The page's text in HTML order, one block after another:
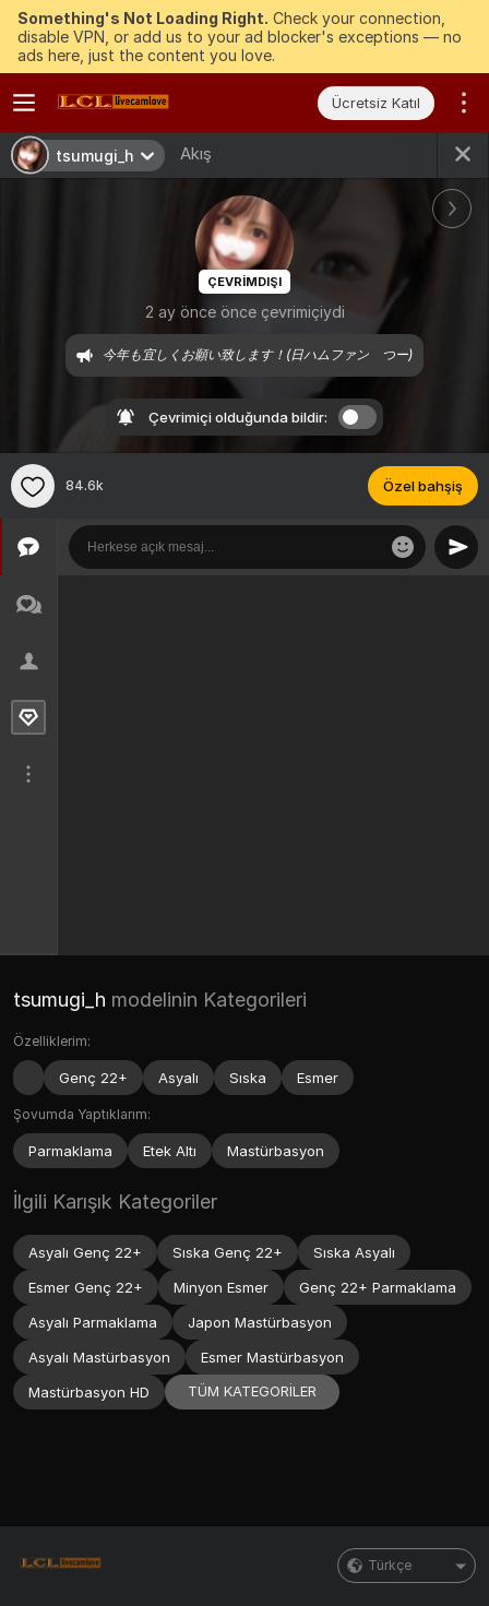
Something's Not Loading Right. Check your connection,
disable VPN, or add us to your ad blocker's exceptions — no
ads here, just the content you love.
Ücretsiz Katıl
tsumugi_h Akış
ÇEVRIMDIŞI
2 ay önce önce çevrimiçiydi
今年も宜しくお願い致します！(日ハムファン　つー)
Çevrimiçi olduğunda bildir:
84.6k Özel bahşiş
tsumugi_h modelinin Kategorileri
Özelliklerim:
Genç 22+ Asyalı Sıska Esmer
Şovumda Yaptıklarım:
Parmaklama Etek Altı Mastürbasyon
İlgili Karışık Kategoriler
Asyalı Genç 22+ Sıska Genç 22+
Sıska Asyalı
Esmer Genç 22+
Minyon Esmer
Genç 22+ Parmaklama
Asyalı Parmaklama
Japon Mastürbasyon
Asyalı Mastürbasyon
Esmer Mastürbasyon
Mastürbasyon HD
TÜM KATEGORİLER
Türkçe